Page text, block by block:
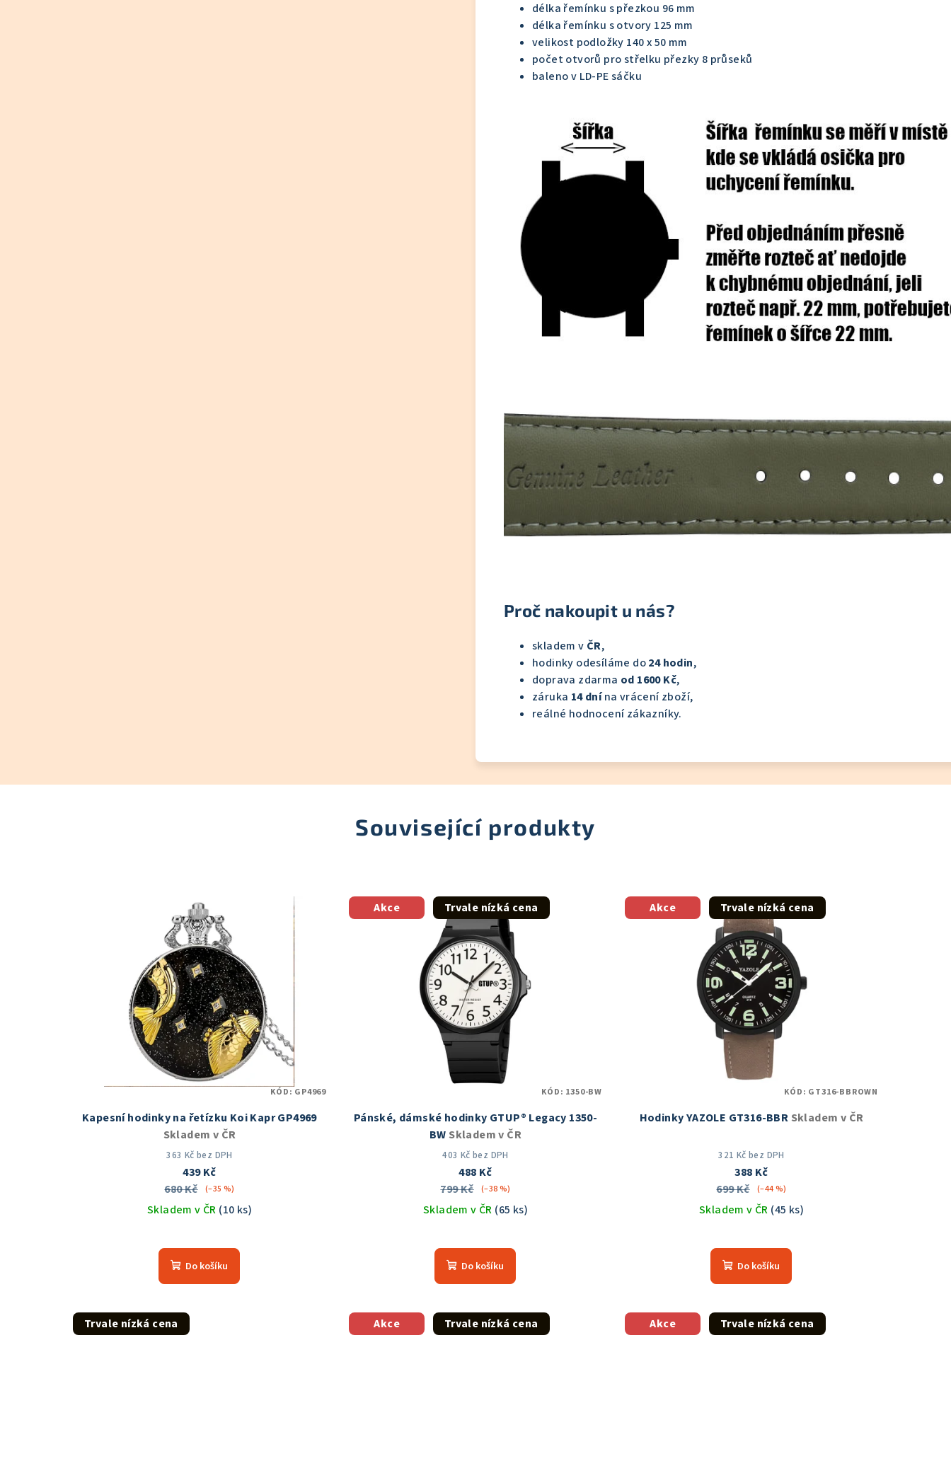
délka řemínku s přezkou 96 mm
délka řemínku s otvory 125 mm
velikost podložky 140 x 50 mm
počet otvorů pro střelku přezky 8 průseků
baleno v LD-PE sáčku
Proč nakoupit u nás?
skladem v ČR,
hodinky odesíláme do24 hodin,
doprava zdarma od 1600 Kč,
záruka 14 dnína vrácení zboží,
reálné hodnocení zákazníky.
Související produkty
Kapesní hodinky na řetízku Koi Kapr GP4969
Skladem v ČR
363 Kč bez DPH
439 Kč
680 Kč
(–35 %)
Skladem v ČR (10 ks)
Do košíku
KÓD: GP4969
Akce Trvale nízká cena
Pánské, dámské hodinky GTUP® Legacy 1350-
BW Skladem v ČR
403 Kč bez DPH
488 Kč
799 Kč
(–38 %)
Skladem v ČR (65 ks)
hodnocení
produktu
je
z
5
Do košíku
KÓD: 1350-BW
Akce Trvale nízká cena
Hodinky YAZOLE GT316-BBR Skladem v ČR
321 Kč bez DPH
388 Kč
699 Kč
(–44 %)
Skladem v ČR (45 ks)
Do košíku
KÓD: GT316-BBROWN
Trvale nízká cena Akce Trvale nízká cena Akce Trvale nízká cena